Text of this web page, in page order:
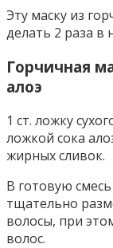
Эту маску из
делать 2 раза в
Горчичная
алоэ
1 ст. ложку
ложкой сока
жирных сливок.
В готовую
тщательно
волосы, при
волос.